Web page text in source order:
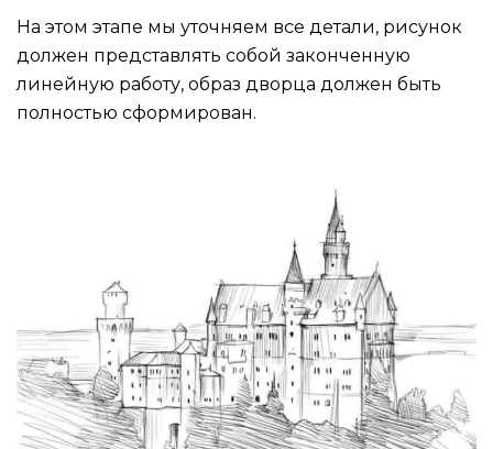
На этом этапе мы уточняем все детали, рисунок
должен представлять собой законченную
линейную работу, образ дворца должен быть
полностью сформирован.